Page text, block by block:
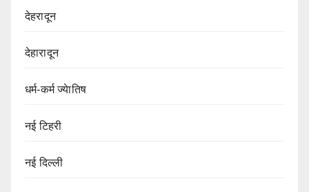
देहरादून
देहारादून
धर्म-कर्म ज्येातिष
नई टिहरी
नई दिल्ली